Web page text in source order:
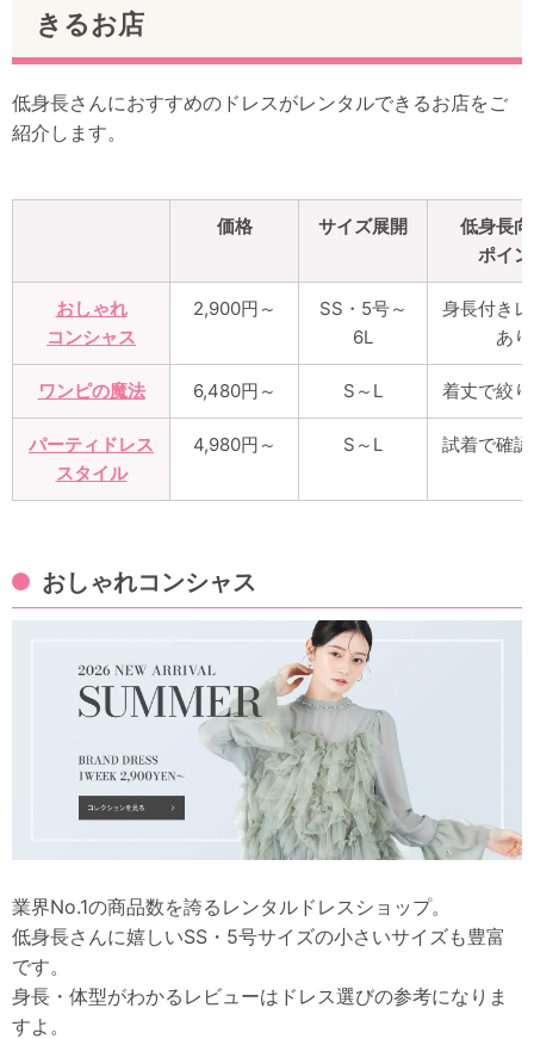
きるお店
低身長さんにおすすめのドレスがレンタルできるお店をご
紹介します。
価格 サイズ展開
低身長
ポイ
おしゃれ
コンシャス
2,900円～
SS・5号～
6L
身長付き
あり
ワンピの魔法 6,480円～ S～L 着丈で絞
パーティドレス
スタイル
4,980円～ S～L 試着で確
おしゃれコンシャス
業界No.1の商品数を誇るレンタルドレスショップ。
低身長さんに嬉しいSS・5号サイズの小さいサイズも豊富
です。
身長・体型がわかるレビューはドレス選びの参考になりま
すよ。